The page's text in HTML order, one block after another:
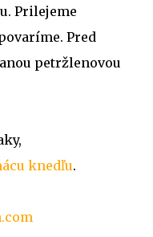
Prilejeme
Pred
petržlenovou
knedľu.